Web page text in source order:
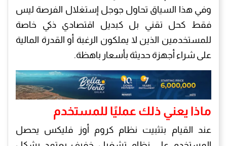
وفي هذا السياق تحاول جوجل إستغلال الفرصة ليس
فقط كحل تقني بل كبديل اقتصادي ذكي خاصة
للمستخدمين الذين لا يملكون الرغبة أو القدرة المالية
على شراء أجهزة حديثة بأسعار باهظة.
ماذا يعني ذلك عمليًا للمستخدم
عند القيام بتثبيت نظام كروم أوز فليكس يحصل